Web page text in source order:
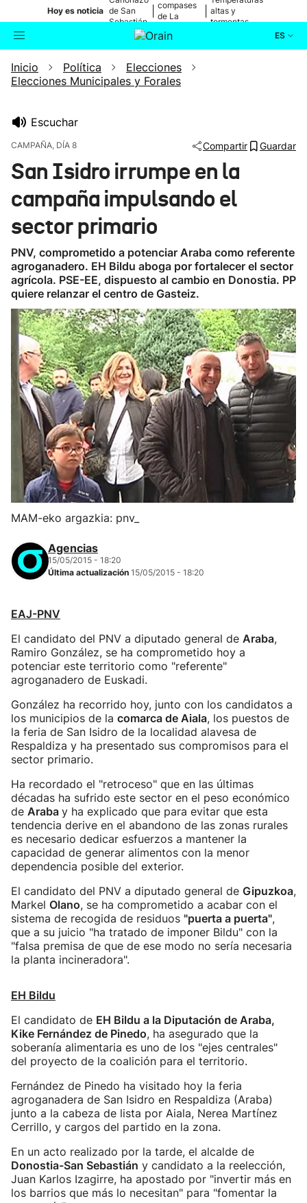
Hoy es noticia de San
Sebastián
compases
de La
altas y
tormentas
ES
Buscador Actualidad
Ikusmiran
Eguraldia
Inicio Política
Elecciones
Elecciones Municipales y Forales
Escuchar
CAMPAÑA, DÍA 8 Compartir Guardar
San Isidro irrumpe en la
campaña impulsando el
sector primario
PNV, comprometido a potenciar Araba como referente
agroganadero. EH Bildu aboga por fortalecer el sector
agrícola. PSE-EE, dispuesto al cambio en Donostia. PP
quiere relanzar el centro de Gasteiz.
MAM-eko argazkia: pnv_
Agencias
15/05/2015 - 18:20
Última actualización 15/05/2015 - 18:20
EAJ-PNV
El candidato del PNV a diputado general de Araba,
Ramiro González, se ha comprometido hoy a
potenciar este territorio como "referente"
agroganadero de Euskadi.
González ha recorrido hoy, junto con los candidatos a
los municipios de la comarca de Aiala, los puestos de
la feria de San Isidro de la localidad alavesa de
Respaldiza y ha presentado sus compromisos para el
sector primario.
Ha recordado el "retroceso" que en las últimas
décadas ha sufrido este sector en el peso económico
de Araba y ha explicado que para evitar que esta
tendencia derive en el abandono de las zonas rurales
es necesario dedicar esfuerzos a mantener la
capacidad de generar alimentos con la menor
dependencia posible del exterior.
El candidato del PNV a diputado general de Gipuzkoa,
Markel Olano, se ha comprometido a acabar con el
sistema de recogida de residuos "puerta a puerta",
que a su juicio "ha tratado de imponer Bildu" con la
"falsa premisa de que de ese modo no sería necesaria
la planta incineradora".
EH Bildu
El candidato de EH Bildu a la Diputación de Araba,
Kike Fernández de Pinedo, ha asegurado que la
soberanía alimentaria es uno de los "ejes centrales"
del proyecto de la coalición para el territorio.
Fernández de Pinedo ha visitado hoy la feria
agroganadera de San Isidro en Respaldiza (Araba)
junto a la cabeza de lista por Aiala, Nerea Martínez
Cerrillo, y cargos del partido en la zona.
En un acto realizado por la tarde, el alcalde de
Donostia-San Sebastián y candidato a la reelección,
Juan Karlos Izagirre, ha apostado por "invertir más en
los barrios que más lo necesitan" para "fomentar la